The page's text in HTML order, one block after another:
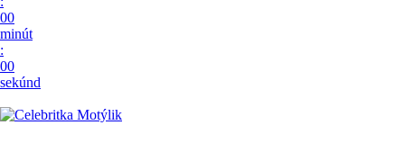
00
minút
:
00
sekúnd